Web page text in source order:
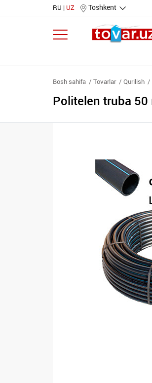
RU UZ Toshkent
Bosh sahifa Tovarlar Qurilish
Politelen truba